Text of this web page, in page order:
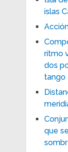
islas
ritmo
dos
tango
que